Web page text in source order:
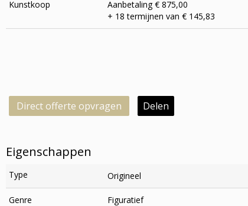
Kunstkoop
Aanbetaling € 875,00
+ 18 termijnen van € 145,83
Direct offerte opvragen Delen
Eigenschappen
Type Origineel
Genre Figuratief